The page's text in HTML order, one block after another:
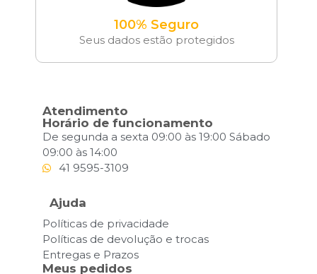
100% Seguro
Seus dados estão protegidos
Atendimento
Horário de funcionamento
De segunda a sexta 09:00 às 19:00 Sábado
09:00 às 14:00
41 9595-3109
Ajuda
Políticas de privacidade
Políticas de devolução e trocas
Entregas e Prazos
Meus pedidos